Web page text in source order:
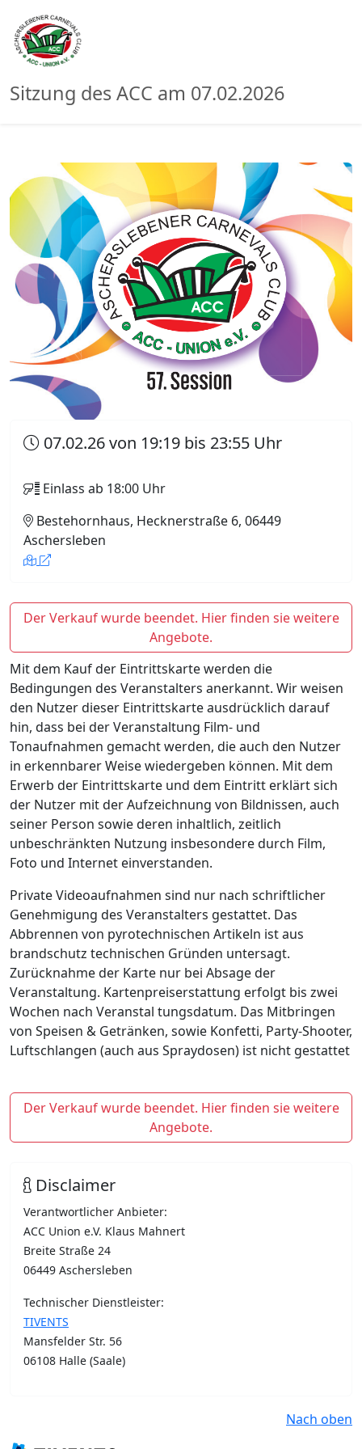
Sitzung des ACC am 07.02.2026
07.02.26 von 19:19 bis 23:55 Uhr
Einlass ab 18:00 Uhr
Bestehornhaus, Hecknerstraße 6, 06449
Aschersleben
Der Verkauf wurde beendet. Hier finden sie weitere
Angebote.
Mit dem Kauf der Eintrittskarte werden die
Bedingungen des Veranstalters anerkannt. Wir weisen
den Nutzer dieser Eintrittskarte ausdrücklich darauf
hin, dass bei der Veranstaltung Film- und
Tonaufnahmen gemacht werden, die auch den Nutzer
in erkennbarer Weise wiedergeben können. Mit dem
Erwerb der Eintrittskarte und dem Eintritt erklärt sich
der Nutzer mit der Aufzeichnung von Bildnissen, auch
seiner Person sowie deren inhaltlich, zeitlich
unbeschränkten Nutzung insbesondere durch Film,
Foto und Internet einverstanden.
Private Videoaufnahmen sind nur nach schriftlicher
Genehmigung des Veranstalters gestattet. Das
Abbrennen von pyrotechnischen Artikeln ist aus
brandschutz technischen Gründen untersagt.
Zurücknahme der Karte nur bei Absage der
Veranstaltung. Kartenpreiserstattung erfolgt bis zwei
Wochen nach Veranstal tungsdatum. Das Mitbringen
von Speisen & Getränken, sowie Konfetti, Party-Shooter,
Luftschlangen (auch aus Spraydosen) ist nicht gestattet
Der Verkauf wurde beendet. Hier finden sie weitere
Angebote.
Disclaimer
Verantwortlicher Anbieter:
ACC Union e.V. Klaus Mahnert
Breite Straße 24
06449 Aschersleben
Technischer Dienstleister:
TIVENTS
Mansfelder Str. 56
06108 Halle (Saale)
Nach oben